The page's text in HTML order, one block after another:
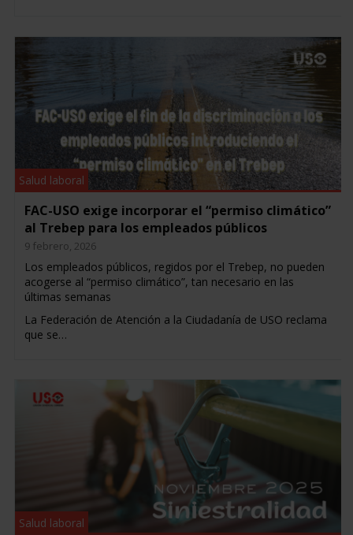
Salud laboral
FAC-USO exige incorporar el “permiso climático”
al Trebep para los empleados públicos
9 febrero, 2026
Los empleados públicos, regidos por el Trebep, no pueden
acogerse al “permiso climático”, tan necesario en las
últimas semanas
La Federación de Atención a la Ciudadanía de USO reclama
que se…
Salud laboral